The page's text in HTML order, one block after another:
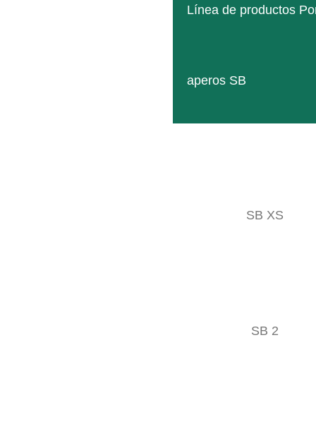
Línea de productos
aperos SB
SB XS
SB 2